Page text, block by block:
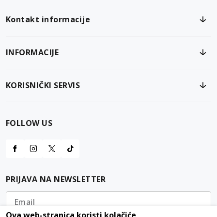
Kontakt informacije
INFORMACIJE
KORISNIČKI SERVIS
FOLLOW US
PRIJAVA NA NEWSLETTER
Email